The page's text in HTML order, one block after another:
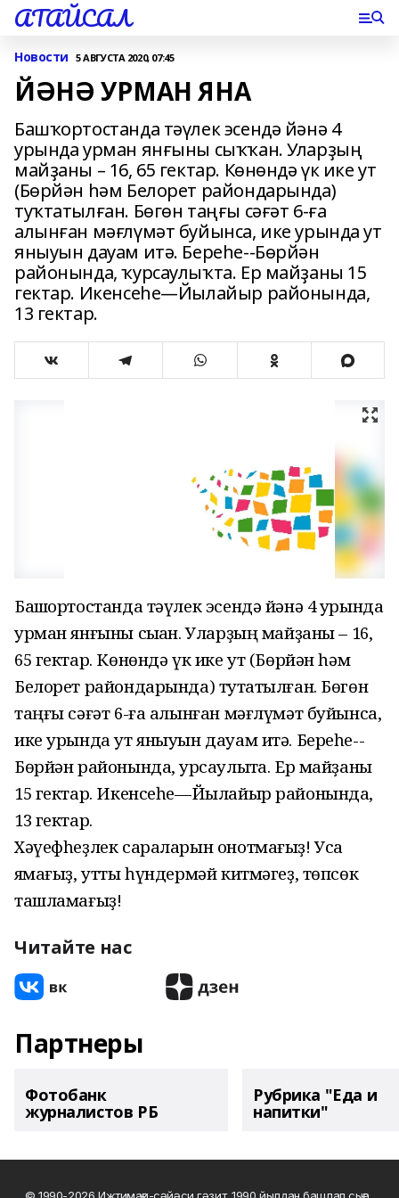
АТАЙСАЛ
Новости 5 АВГУСТА 2020, 07:45
ЙӘНӘ УРМАН ЯНА
Башҡортостанда тәүлек эсендә йәнә 4
урында урман янғыны сыҡҡан. Уларҙың
майҙаны – 16, 65 гектар. Көнөндә үк ике ут
(Бөрйән һәм Белорет райондарында)
туҡтатылған. Бөгөн таңғы сәғәт 6-ға
алынған мәғлүмәт буйынса, ике урында ут
яныуын дауам итә. Береһе--Бөрйән
районында, ҡурсаулыҡта. Ер майҙаны 15
гектар. Икенсеһе—Йылайыр районында,
13 гектар.
Башҡортостанда тәүлек эсендә йәнә 4 урында
урман янғыны сыҡҡан. Уларҙың майҙаны – 16,
65 гектар. Көнөндә үк ике ут (Бөрйән һәм
Белорет райондарында) туҡтатылған. Бөгөн
таңғы сәғәт 6-ға алынған мәғлүмәт буйынса,
ике урында ут яныуын дауам итә. Береһе--
Бөрйән районында, ҡурсаулыҡта. Ер майҙаны
15 гектар. Икенсеһе—Йылайыр районында,
13 гектар.
Хәүефһеҙлек сараларын онотмағыҙ! Усаҡ
яҡмағыҙ, утты һүндермәй китмәгеҙ, төпсөк
ташламағыҙ!
Читайте нас
Партнеры
Фотобанк
журналистов РБ
Рубрика "Еда и
напитки"